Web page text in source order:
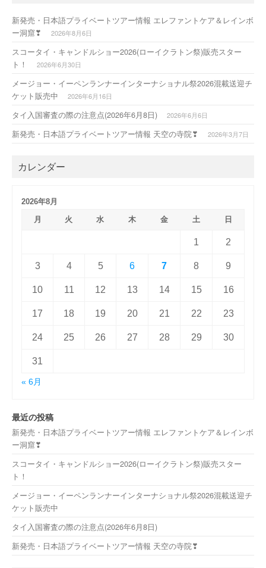
新発売・日本語プライベートツアー情報 エレファントケア＆レインボ
ー洞窟❣
2026年8月6日
スコータイ・キャンドルショー2026(ローイクラトン祭)販売スター
ト！
2026年6月30日
メージョー・イーペンランナーインターナショナル祭2026混載送迎チ
ケット販売中
2026年6月16日
タイ入国審査の際の注意点(2026年6月8日) 2026年6月6日
新発売・日本語プライベートツアー情報 天空の寺院❣ 2026年3月7日
カレンダー
2026年8月
月
火 水 木 金 土 日
1 2
3 4 5 6 7 8 9
10 11 12 13 14 15 16
17 18 19 20 21 22 23
24 25 26 27 28 29 30
31
« 6月
最近の投稿
新発売・日本語プライベートツアー情報 エレファントケア＆レインボ
ー洞窟❣
スコータイ・キャンドルショー2026(ローイクラトン祭)販売スター
ト！
メージョー・イーペンランナーインターナショナル祭2026混載送迎チ
ケット販売中
タイ入国審査の際の注意点(2026年6月8日)
新発売・日本語プライベートツアー情報 天空の寺院❣